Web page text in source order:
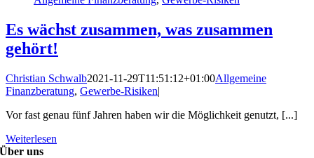
Es wächst zusammen, was zusammen
gehört!
Christian Schwalb2021-11-29T11:51:12+01:00Allgemeine
Finanzberatung, Gewerbe-Risiken|
Vor fast genau fünf Jahren haben wir die Möglichkeit genutzt, [...]
Weiterlesen
Über uns